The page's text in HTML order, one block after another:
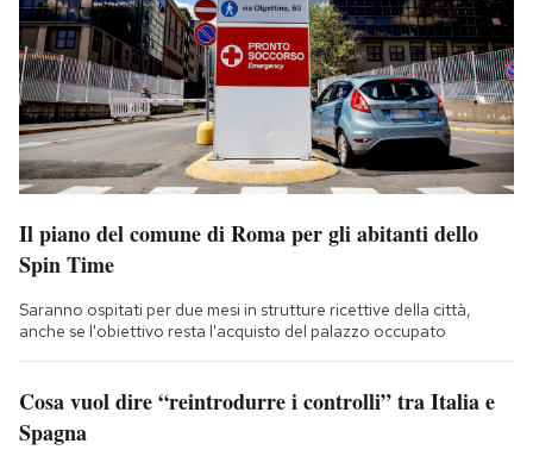
Il piano del comune di Roma per gli abitanti dello
Spin Time
Saranno ospitati per due mesi in strutture ricettive della città,
anche se l'obiettivo resta l'acquisto del palazzo occupato
Cosa vuol dire “reintrodurre i controlli” tra Italia e
Spagna